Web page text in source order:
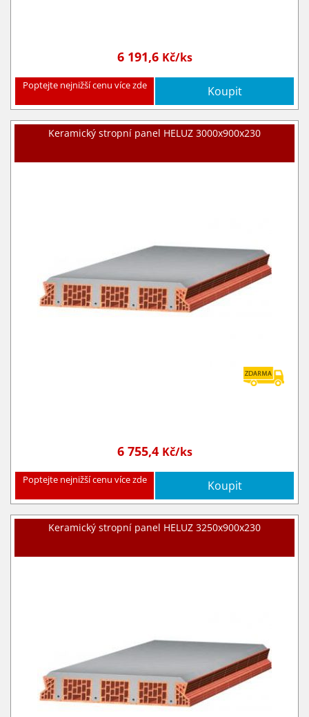
6 191,6 Kč/ks
Poptejte nejnižší cenu více zde Koupit
Keramický stropní panel HELUZ 3000x900x230
6 755,4 Kč/ks
Poptejte nejnižší cenu více zde Koupit
Keramický stropní panel HELUZ 3250x900x230